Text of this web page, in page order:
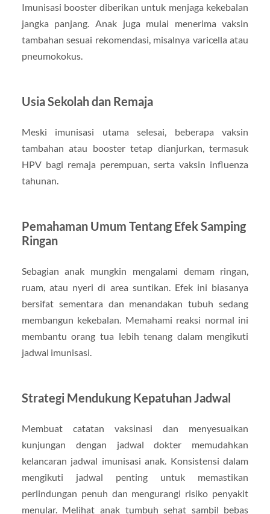
Imunisasi booster diberikan untuk menjaga kekebalan
jangka panjang. Anak juga mulai menerima vaksin
tambahan sesuai rekomendasi, misalnya varicella atau
pneumokokus.
Usia Sekolah dan Remaja
Meski imunisasi utama selesai, beberapa vaksin
tambahan atau booster tetap dianjurkan, termasuk
HPV bagi remaja perempuan, serta vaksin influenza
tahunan.
Pemahaman Umum Tentang Efek Samping
Ringan
Sebagian anak mungkin mengalami demam ringan,
ruam, atau nyeri di area suntikan. Efek ini biasanya
bersifat sementara dan menandakan tubuh sedang
membangun kekebalan. Memahami reaksi normal ini
membantu orang tua lebih tenang dalam mengikuti
jadwal imunisasi.
Strategi Mendukung Kepatuhan Jadwal
Membuat catatan vaksinasi dan menyesuaikan
kunjungan dengan jadwal dokter memudahkan
kelancaran jadwal imunisasi anak. Konsistensi dalam
mengikuti jadwal penting untuk memastikan
perlindungan penuh dan mengurangi risiko penyakit
menular. Melihat anak tumbuh sehat sambil bebas